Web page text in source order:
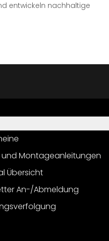
entwickeln nachhaltige
Montageanleitungen
Übersicht
An-/Abmeldung